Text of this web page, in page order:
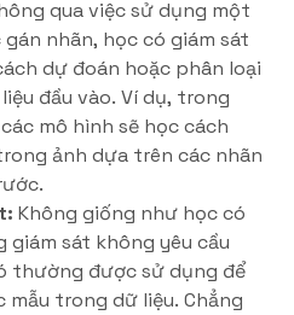
qua việc sử dụng một
nhãn, học có giám sát
dự đoán hoặc phân loại
đầu vào. Ví dụ, trong
mô hình sẽ học cách
ảnh dựa trên các nhãn
Không giống như học có
giám sát không yêu cầu
thường được sử dụng để
mẫu trong dữ liệu. Chẳng